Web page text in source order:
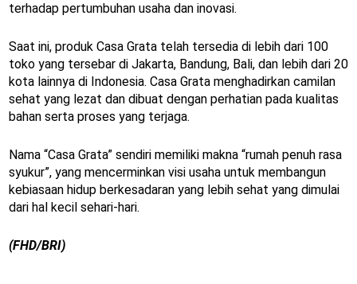
terhadap pertumbuhan usaha dan inovasi.
Saat ini, produk Casa Grata telah tersedia di lebih dari 100
toko yang tersebar di Jakarta, Bandung, Bali, dan lebih dari 20
kota lainnya di Indonesia. Casa Grata menghadirkan camilan
sehat yang lezat dan dibuat dengan perhatian pada kualitas
bahan serta proses yang terjaga.
Nama “Casa Grata” sendiri memiliki makna “rumah penuh rasa
syukur”, yang mencerminkan visi usaha untuk membangun
kebiasaan hidup berkesadaran yang lebih sehat yang dimulai
dari hal kecil sehari-hari.
(FHD/BRI)